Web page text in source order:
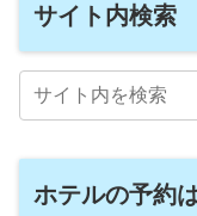
サイト内検索
ホテルの予約